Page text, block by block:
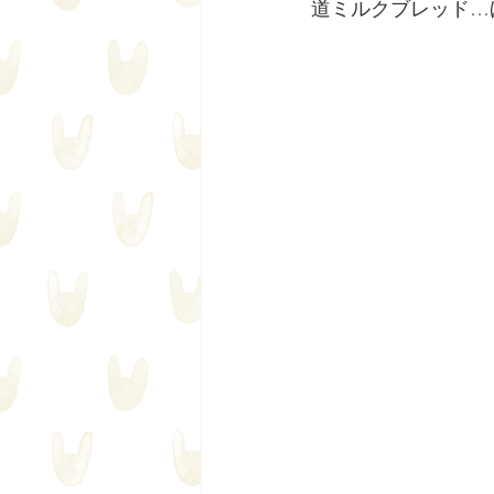
道ミルクブレッド…